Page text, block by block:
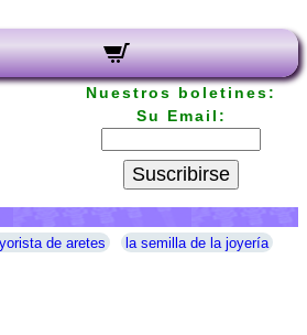
Nuestros boletines:
Su Email:
Suscribirse
de aretes
la semilla de la joyería